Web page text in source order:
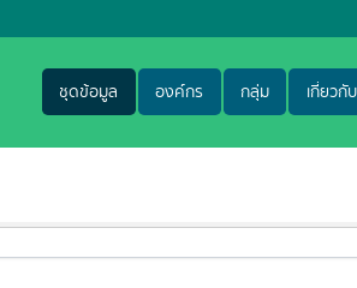
ชุดข้อมูล องค์กร กลุ่ม เกี่ยวกับ